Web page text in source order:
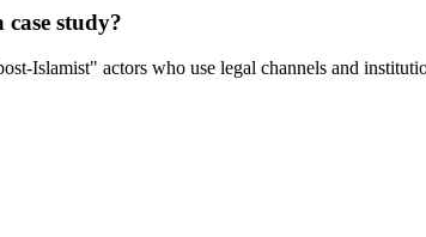
study?
Islamist" actors who use legal channels and